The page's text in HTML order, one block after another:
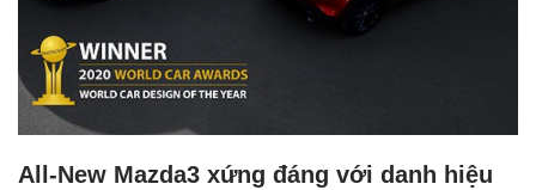
All-New Mazda3 xứng đáng với danh hiệu